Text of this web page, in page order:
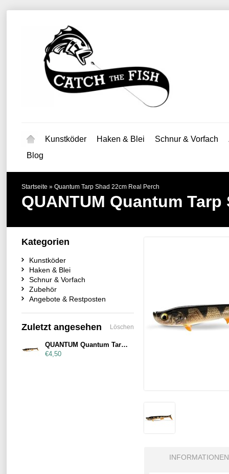
Kunstköder Haken & Blei Schnur & Vorfach
Blog
Startseite » Quantum Tarp Shad 22cm Real Perch
QUANTUM Quantum Tarp
INFORMATIONEN
Kategorien
Kunstköder
Haken & Blei
Schnur & Vorfach
Zubehör
Angebote & Restposten
Zuletzt angesehen Löschen
QUANTUM Quantum Tarp Shad 22cm Real Perch
€4,50